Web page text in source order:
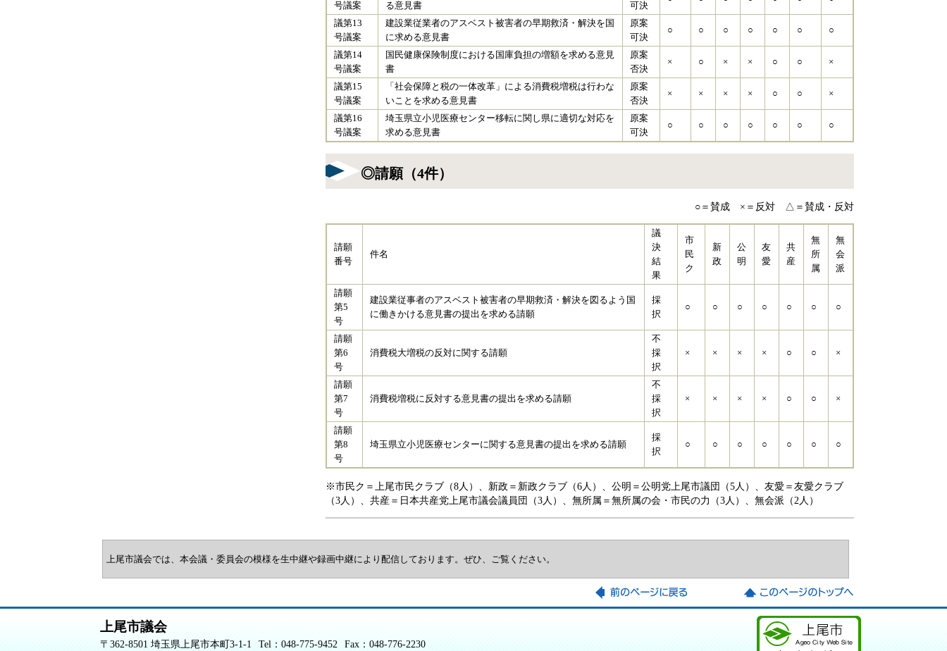
号議案
る意見書
可決
議第13
号議案
建設業従業者のアスベスト被害者の早期救済・解決を国
に求める意見書
原案
可決
○ ○ ○ ○ ○ ○ ○
議第14
号議案
国民健康保険制度における国庫負担の増額を求める意見
書
原案
否決
× ○ × × ○ ○ ×
議第15
号議案
「社会保障と税の一体改革」による消費税増税は行わな
いことを求める意見書
原案
否決
× × × × ○ ○ ×
議第16
号議案
埼玉県立小児医療センター移転に関し県に適切な対応を
求める意見書
原案
可決
○ ○ ○ ○ ○ ○ ○
◎請願（4件）
○＝賛成 ×＝反対 △＝賛成・反対
請願
番号
件名
議
決
結
果
市
民
ク
新
政
公
明
友
愛
共
産
無
所
属
無
会
派
請願
第5
号
建設業従事者のアスベスト被害者の早期救済・解決を図るよう国
に働きかける意見書の提出を求める請願
採
択
○ ○ ○ ○ ○ ○ ○
請願
第6
号
消費税大増税の反対に関する請願
不
採
択
× × × × ○ ○ ×
請願
第7
号
消費税増税に反対する意見書の提出を求める請願
不
採
択
× × × × ○ ○ ×
請願
第8
号
埼玉県立小児医療センターに関する意見書の提出を求める請願
採
択
○ ○ ○ ○ ○ ○ ○
※市民ク＝上尾市民クラブ（8人）、新政＝新政クラブ（6人）、公明＝公明党上尾市議団（5人）、友愛＝友愛クラブ
（3人）、共産＝日本共産党上尾市議会議員団（3人）、無所属＝無所属の会・市民の力（3人）、無会派（2人）
上尾市議会では、本会議・委員会の模様を生中継や録画中継により配信しております。ぜひ、ご覧ください。
上尾市議会
〒362-8501 埼玉県上尾市本町3-1-1 Tel：048-775-9452 Fax：048-776-2230